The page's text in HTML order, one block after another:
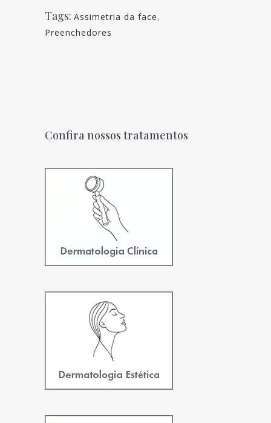
Tags: Assimetria da face,
Preenchedores
Confira nossos tratamentos